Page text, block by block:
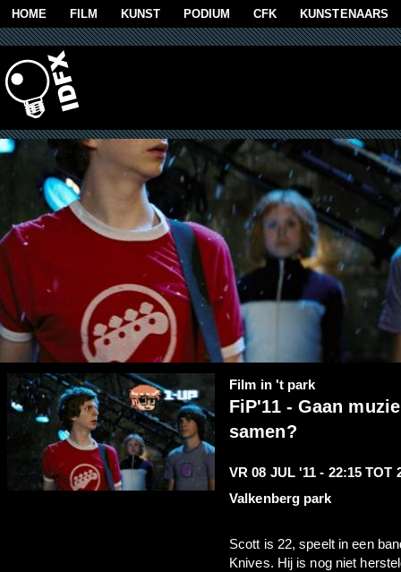
Overslaan en naar de algemene inhoud gaan
HOME FILM KUNST PODIUM CFK KUNSTENAARS
Film in 't park
FiP'11 - Gaan
samen?
VR 08 JUL '11 - 22:15 TOT
Valkenberg park
Scott is 22, speelt in een
Knives. Hij is nog niet